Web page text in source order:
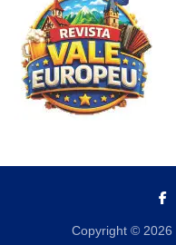
Copyright © 2026